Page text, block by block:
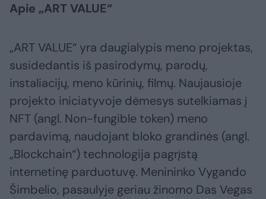
Apie „ART VALUE“
„ART VALUE“ yra daugialypis meno projektas,
susidedantis iš pasirodymų, parodų,
instaliacijų, meno kūrinių, filmų. Naujausioje
projekto iniciatyvoje dėmesys sutelkiamas į
NFT (angl. Non-fungible token) meno
pardavimą, naudojant bloko grandinės (angl.
„Blockchain“) technologija pagrįstą
internetinę parduotuvę. Menininko Vygando
Šimbelio, pasaulyje geriau žinomo Das Vegas